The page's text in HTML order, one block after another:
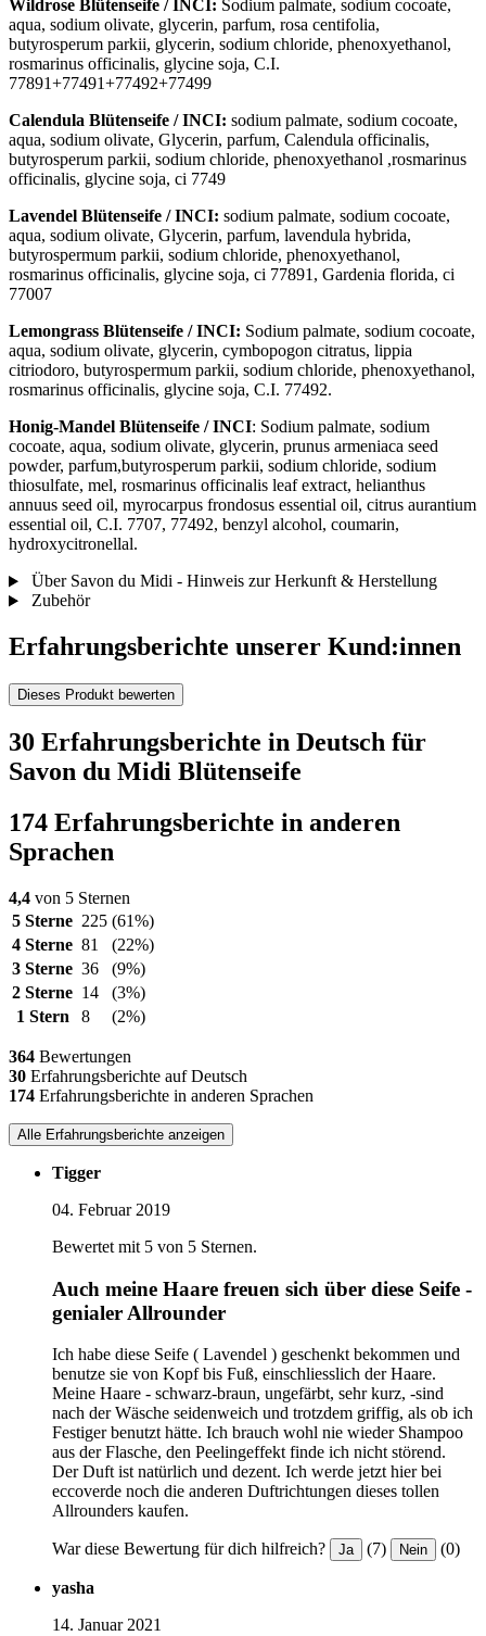
Wildrose Blütenseife / INCI: Sodium palmate, sodium cocoate,
aqua, sodium olivate, glycerin, parfum, rosa centifolia,
butyrosperum parkii, glycerin, sodium chloride, phenoxyethanol,
rosmarinus officinalis, glycine soja, C.I.
77891+77491+77492+77499
Calendula Blütenseife / INCI: sodium palmate, sodium cocoate,
aqua, sodium olivate, Glycerin, parfum, Calendula officinalis,
butyrosperum parkii, sodium chloride, phenoxyethanol ,rosmarinus
officinalis, glycine soja, ci 7749
Lavendel Blütenseife / INCI: sodium palmate, sodium cocoate,
aqua, sodium olivate, Glycerin, parfum, lavendula hybrida,
butyrospermum parkii, sodium chloride, phenoxyethanol,
rosmarinus officinalis, glycine soja, ci 77891, Gardenia florida, ci
77007
Lemongrass Blütenseife / INCI: Sodium palmate, sodium cocoate,
aqua, sodium olivate, glycerin, cymbopogon citratus, lippia
citriodoro, butyrospermum parkii, sodium chloride, phenoxyethanol,
rosmarinus officinalis, glycine soja, C.I. 77492.
Honig-Mandel Blütenseife / INCI: Sodium palmate, sodium
cocoate, aqua, sodium olivate, glycerin, prunus armeniaca seed
powder, parfum,butyrosperum parkii, sodium chloride, sodium
thiosulfate, mel, rosmarinus officinalis leaf extract, helianthus
annuus seed oil, myrocarpus frondosus essential oil, citrus aurantium
essential oil, C.I. 7707, 77492, benzyl alcohol, coumarin,
hydroxycitronellal.
Über Savon du Midi - Hinweis zur Herkunft & Herstellung
Zubehör
Erfahrungsberichte unserer Kund:innen
Dieses Produkt bewerten
30 Erfahrungsberichte in Deutsch für
Savon du Midi Blütenseife
174 Erfahrungsberichte in anderen
Sprachen
4,4 von 5 Sternen
5 Sterne 225 (61%)
4 Sterne 81
(22%)
3 Sterne 36
(9%)
2 Sterne 14
(3%)
1 Stern
8 (2%)
364 Bewertungen
30 Erfahrungsberichte auf Deutsch
174 Erfahrungsberichte in anderen Sprachen
Alle Erfahrungsberichte anzeigen
Tigger
04. Februar 2019
Bewertet mit 5 von 5 Sternen.
Auch meine Haare freuen sich über diese Seife -
genialer Allrounder
Ich habe diese Seife ( Lavendel ) geschenkt bekommen und
benutze sie von Kopf bis Fuß, einschliesslich der Haare.
Meine Haare - schwarz-braun, ungefärbt, sehr kurz, -sind
nach der Wäsche seidenweich und trotzdem griffig, als ob ich
Festiger benutzt hätte. Ich brauch wohl nie wieder Shampoo
aus der Flasche, den Peelingeffekt finde ich nicht störend.
Der Duft ist natürlich und dezent. Ich werde jetzt hier bei
eccoverde noch die anderen Duftrichtungen dieses tollen
Allrounders kaufen.
War diese Bewertung für dich hilfreich? Ja (7) Nein (0)
yasha
14. Januar 2021